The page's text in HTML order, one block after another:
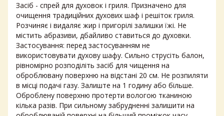
Засіб - спрей для духовок і гриля. Призначено для
очищення традиційних духових шаф і решіток гриля.
Розчиняє і видаляє жир і пригорілі залишки їжі. Не
містить абразиви, дбайливо ставиться до духовки.
Застосування: перед застосуванням не
використовувати духову шафу. Сильно струсіть балон,
рівномірно розподіліть засіб для чищення на
оброблювану поверхню на відстані 20 см. Не розпиляти
в місці подачі газу. Залиште на 1 годину або більше.
Оброблену поверхню протерти вологою тканиною
кілька разів. При сильному забрудненні залишити на